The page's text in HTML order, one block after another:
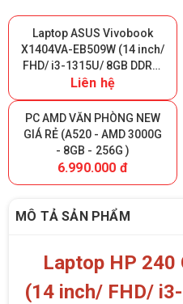
Laptop ASUS Vivobook
X1404VA-EB509W (14 inch/
FHD/ i3-1315U/ 8GB DDR4/
SSD 512G/ WIN11/ Bạc)
Liên hệ
PC AMD VĂN PHÒNG NEW
GIÁ RẺ (A520 - AMD 3000G
- 8GB - 256G )
6.990.000 đ
MÔ TẢ SẢN PHẨM
Laptop HP 240
(14 inch/ FHD/